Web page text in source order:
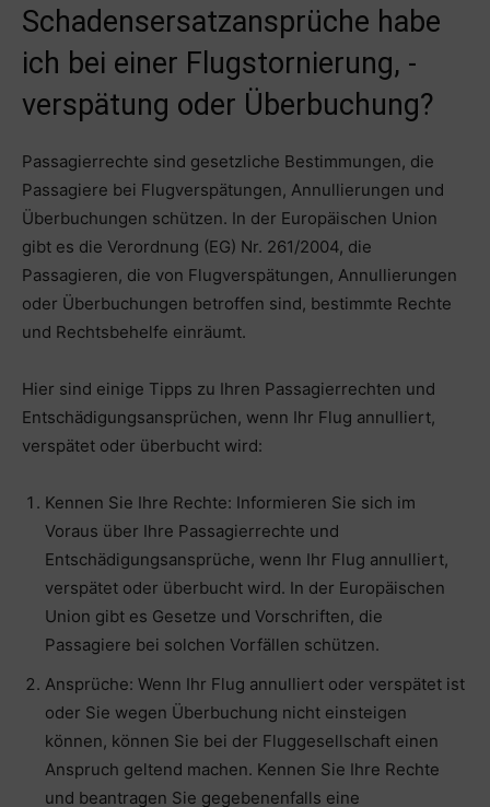
Schadensersatzansprüche habe
ich bei einer Flugstornierung, -
verspätung oder Überbuchung?
Passagierrechte sind gesetzliche Bestimmungen, die
Passagiere bei Flugverspätungen, Annullierungen und
Überbuchungen schützen. In der Europäischen Union
gibt es die Verordnung (EG) Nr. 261/2004, die
Passagieren, die von Flugverspätungen, Annullierungen
oder Überbuchungen betroffen sind, bestimmte Rechte
und Rechtsbehelfe einräumt.
Hier sind einige Tipps zu Ihren Passagierrechten und
Entschädigungsansprüchen, wenn Ihr Flug annulliert,
verspätet oder überbucht wird:
Kennen Sie Ihre Rechte: Informieren Sie sich im
Voraus über Ihre Passagierrechte und
Entschädigungsansprüche, wenn Ihr Flug annulliert,
verspätet oder überbucht wird. In der Europäischen
Union gibt es Gesetze und Vorschriften, die
Passagiere bei solchen Vorfällen schützen.
Ansprüche: Wenn Ihr Flug annulliert oder verspätet ist
oder Sie wegen Überbuchung nicht einsteigen
können, können Sie bei der Fluggesellschaft einen
Anspruch geltend machen. Kennen Sie Ihre Rechte
und beantragen Sie gegebenenfalls eine